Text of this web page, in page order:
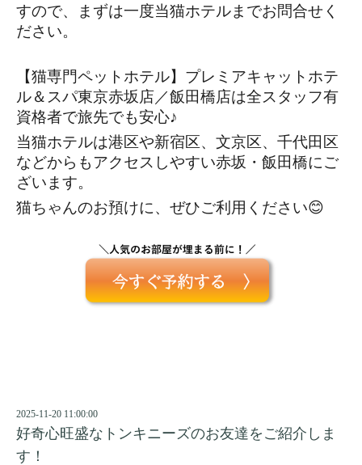
すので、まずは一度当猫ホテルまでお問合せく
ださい。
【猫専門ペットホテル】プレミアキャットホテ
ル＆スパ東京赤坂店／飯田橋店は全スタッフ有
資格者で旅先でも安心♪
当猫ホテルは港区や新宿区、文京区、千代田区
などからもアクセスしやすい赤坂・飯田橋にご
ざいます。
猫ちゃんのお預けに、ぜひご利用ください😊
2025-11-20 11:00:00
好奇心旺盛なトンキニーズのお友達をご紹介しま
す！